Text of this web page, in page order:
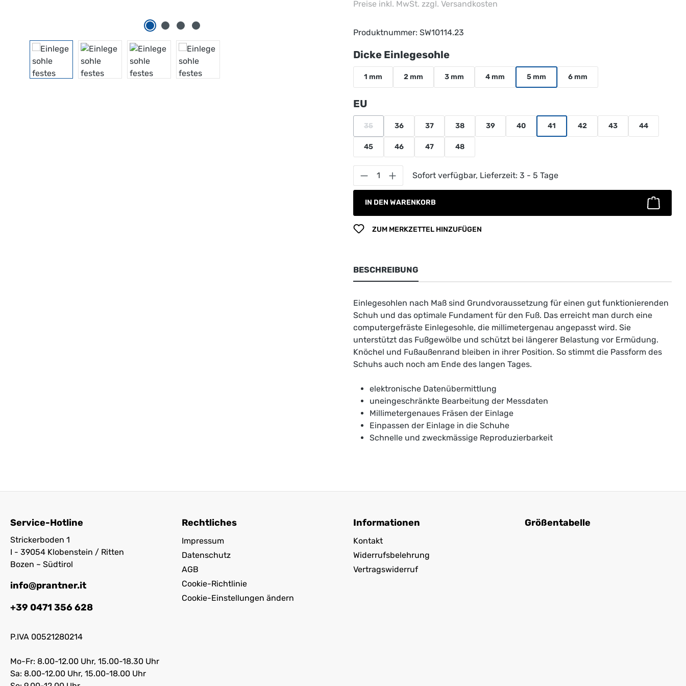
Preise inkl. MwSt. zzgl. Versandkosten
Produktnummer: SW10114.23
Dicke Einlegesohleauswählen
1 mm 2 mm 3 mm 4 mm 5 mm 6 mm
EU
35
(Diese Option ist zurzeit nicht verfügbar.)
36 37 38 39 40 41 42 43 44
45 46 47 48
Produkt Anzahl: Gib den gewünschten Wert ein oder
Sofort verfügbar, Lieferzeit: 3 - 5 Tage
IN DEN WARENKORB
ZUM MERKZETTEL HINZUFÜGEN
BESCHREIBUNG
Einlegesohlen nach Maß sind Grundvoraussetzung für einen gut funktionierenden
Schuh und das optimale Fundament für den Fuß. Das erreicht man durch eine
computergefräste Einlegesohle, die millimetergenau angepasst wird. Sie
unterstützt das Fußgewölbe und schützt bei längerer Belastung vor Ermüdung.
Knöchel und Fußaußenrand bleiben in ihrer Position. So stimmt die Passform des
Schuhs auch noch am Ende des langen Tages.
elektronische Datenübermittlung
uneingeschränkte Bearbeitung der Messdaten
Millimetergenaues Fräsen der Einlage
Einpassen der Einlage in die Schuhe
Schnelle und zweckmässige Reproduzierbarkeit
Service-Hotline
Strickerboden 1
I - 39054 Klobenstein / Ritten
Bozen ~ Südtirol
info@prantner.it
+39 0471 356 628
P.IVA 00521280214
Mo-Fr: 8.00-12.00 Uhr, 15.00-18.30 Uhr
Sa: 8.00-12.00 Uhr, 15.00-18.00 Uhr
Rechtliches
Impressum
Datenschutz
AGB
Cookie-Richtlinie
Cookie-Einstellungen ändern
Informationen
Kontakt
Widerrufsbelehrung
Vertragswiderruf
Größentabelle